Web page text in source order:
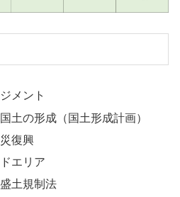
メント
の形成（国土形成計画）
復興
エリア
土規制法